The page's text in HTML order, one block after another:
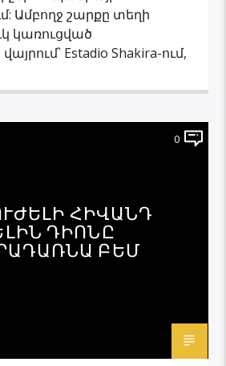
Ամբողջ շարքը տեղի
կառուցված
Estadio Shakira-ում,
0
ՀԻՎԱՆԴ
ԴԻՈՆԸ
ԲԵՄ